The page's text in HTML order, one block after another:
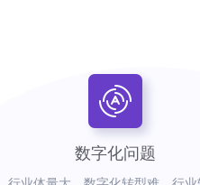
数字化问题